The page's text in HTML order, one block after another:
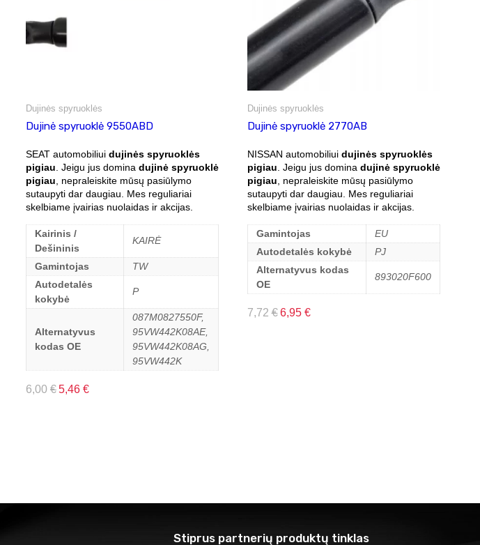
Dujinės spyruoklės
Dujinė spyruoklė 9550ABD
SEAT automobiliui dujinės spyruoklės
pigiau . Jeigu jus domina dujinė spyruoklė
pigiau , nepraleiskite mūsų pasiūlymo
sutaupyti dar daugiau. Mes reguliariai
skelbiame įvairias nuolaidas ir akcijas.
Kairinis /
Dešininis
KAIRĖ
Gamintojas
TW
Autodetalės
kokybė
P
Alternatyvus
kodas OE
087M0827550F,
95VW442K08AE,
95VW442K08AG,
95VW442K
6,00 €5,46 €
Dujinės spyruoklės
Dujinė spyruoklė 2770AB
NISSAN automobiliui dujinės spyruoklės
pigiau . Jeigu jus domina dujinė spyruoklė
pigiau , nepraleiskite mūsų pasiūlymo
sutaupyti dar daugiau. Mes reguliariai
skelbiame įvairias nuolaidas ir akcijas.
Gamintojas
EU
Autodetalės kokybė
PJ
Alternatyvus kodas
OE
893020F600
7,72€ 6,95 €
Stiprus partnerių produktų tinklas